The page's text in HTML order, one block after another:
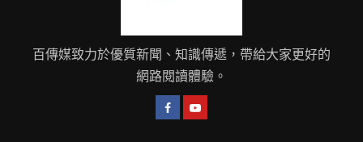
百傳媒致力於優質新聞、知識傳遞，帶給大家更好的
網路閱讀體驗。